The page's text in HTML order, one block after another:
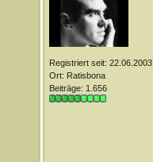
Registriert seit: 22.06.2003
Ort: Ratisbona
Beiträge: 1.656